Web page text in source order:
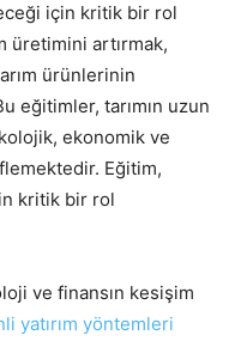
için kritik bir rol
üretimini artırmak,
ürünlerinin
eğitimler, tarımın uzun
ekonomik ve
Eğitim,
kritik bir rol
ve finansın kesişim
yatırım yöntemleri